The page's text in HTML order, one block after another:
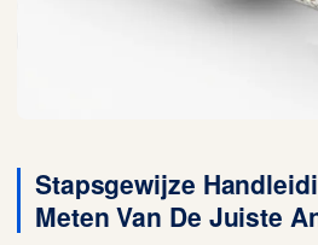
Stapsgewijze
Meten Van De Juiste